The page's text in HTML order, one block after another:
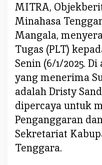
MITRA,
Minahasa
Mangala,
Tugas (PLT)
Senin (6/1/2025.
yang menerima
adalah Dristy
dipercaya untuk
Penganggaran
Sekretariat
Tenggara.